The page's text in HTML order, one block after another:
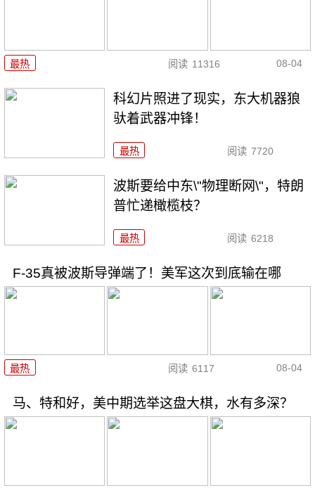
最热 阅读 11316 08-04
科幻片照进了现实，东大机器狼
驮着武器冲锋！
最热 阅读 7720
波斯要给中东\"物理断网\"，特朗
普忙递橄榄枝？
最热 阅读 6218
F-35真被波斯导弹端了！美军这次到底输在哪
最热 阅读 6117 08-04
马、特和好，美中期选举这盘大棋，水有多深？